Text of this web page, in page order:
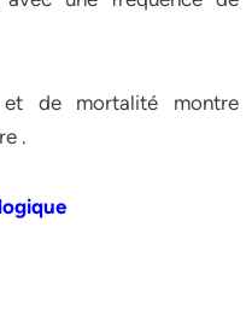
et de mortalité montre
.